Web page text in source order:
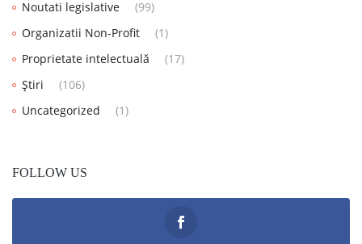
Noutati legislative
(99)
Organizatii Non-Profit
(1)
Proprietate intelectuală
(17)
Știri
(106)
Uncategorized
(1)
FOLLOW US